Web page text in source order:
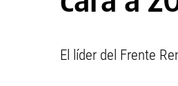
El líder del Frente